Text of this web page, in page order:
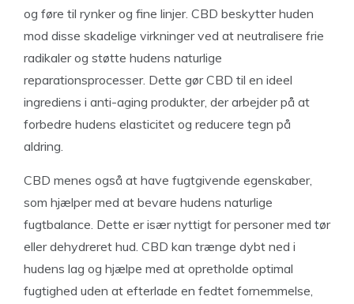
og føre til rynker og fine linjer. CBD beskytter huden
mod disse skadelige virkninger ved at neutralisere frie
radikaler og støtte hudens naturlige
reparationsprocesser. Dette gør CBD til en ideel
ingrediens i anti-aging produkter, der arbejder på at
forbedre hudens elasticitet og reducere tegn på
aldring.
CBD menes også at have fugtgivende egenskaber,
som hjælper med at bevare hudens naturlige
fugtbalance. Dette er især nyttigt for personer med tør
eller dehydreret hud. CBD kan trænge dybt ned i
hudens lag og hjælpe med at opretholde optimal
fugtighed uden at efterlade en fedtet fornemmelse,